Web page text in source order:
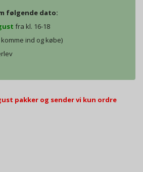
følgende dato:
fra kl. 16-18
ind og købe)
pakker og sender vi kun ordre